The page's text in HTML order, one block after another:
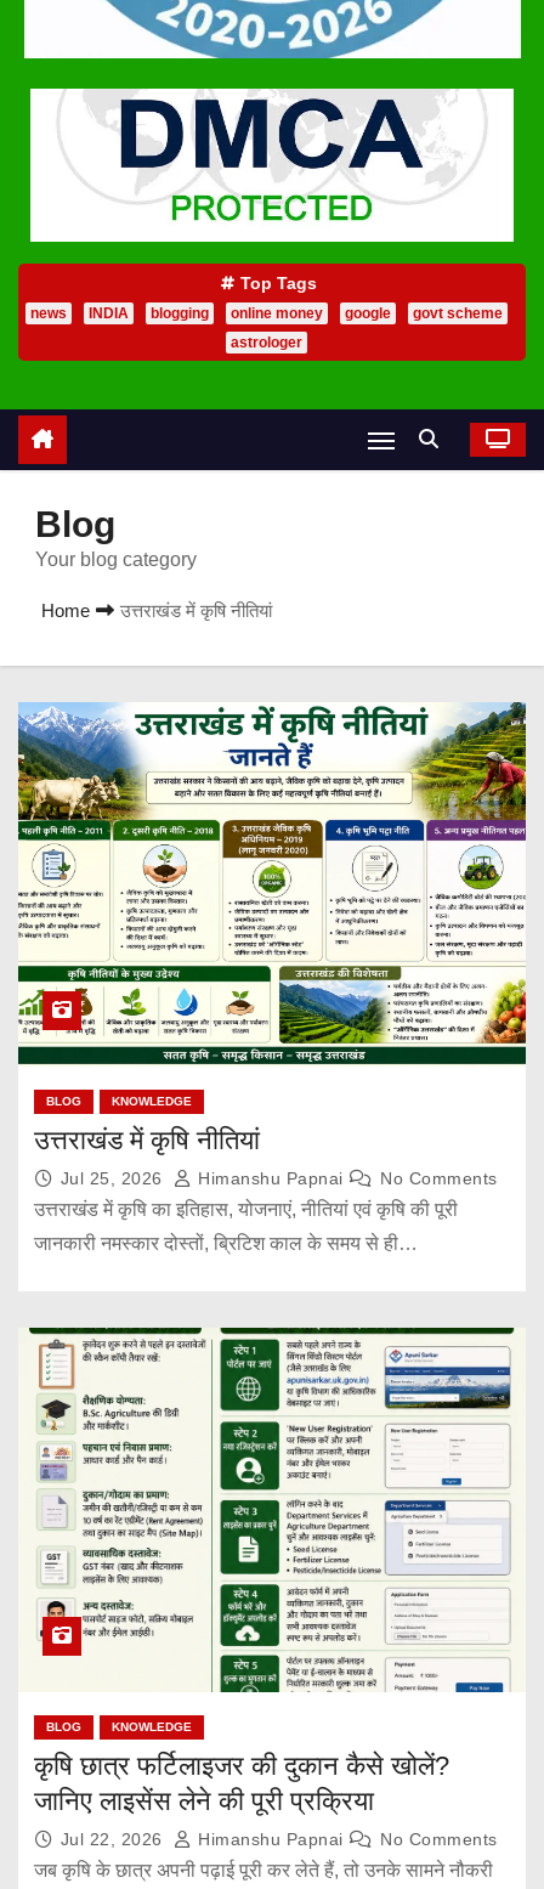
Top Tags
news INDIA blogging online money google
govt scheme
astrologer
Blog
Your blog category
Home उत्तराखंड में कृषि नीतियां
BLOG KNOWLEDGE
उत्तराखंड में कृषि नीतियां
Jul 25, 2026 Himanshu Papnai No Comments
उत्तराखंड में कृषि का इतिहास, योजनाएं, नीतियां एवं कृषि की पूरी
जानकारी नमस्कार दोस्तों, ब्रिटिश काल के समय से ही…
BLOG KNOWLEDGE
कृषि छात्र फर्टिलाइजर की दुकान कैसे खोलें?
जानिए लाइसेंस लेने की पूरी प्रक्रिया
Jul 22, 2026 Himanshu Papnai No Comments
जब कृषि के छात्र अपनी पढ़ाई पूरी कर लेते हैं, तो उनके सामने नौकरी